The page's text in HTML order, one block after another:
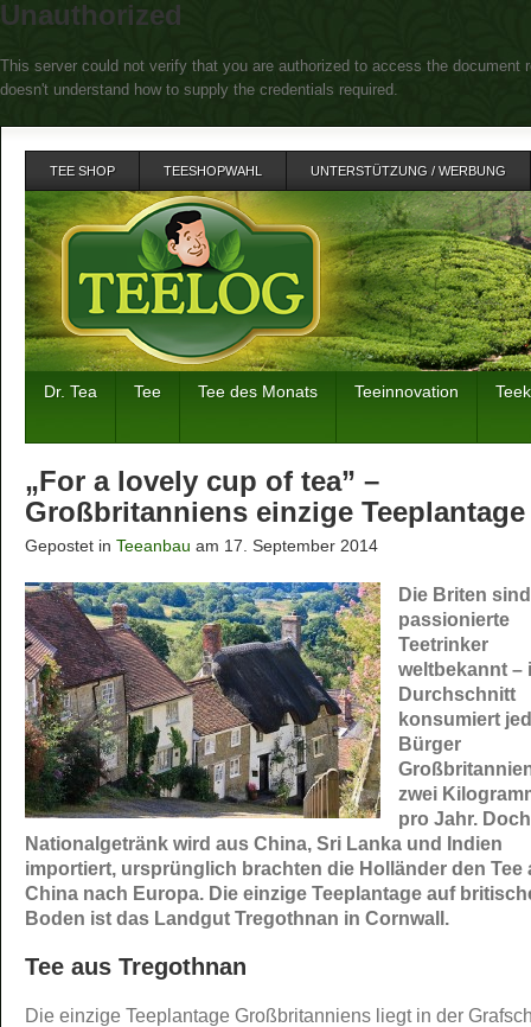
Unauthorized
This server could not verify that you are authorized to access the
doesn't understand how to supply the credentials required.
TEE SHOP TEESHOPWAHL UNTERSTÜTZUNG / WERBUNG
Dr. Tea Tee Tee des Monats Teeinnovation
„For a lovely cup of tea” –
Großbritanniens einzige Teeplantage
Gepostet in Teeanbau am 17. September 2014
Die Briten
passionierte
Teetrinker
weltbekannt –
Durchschnitt
konsumiert
Bürger
zwei
pro Jahr.
Nationalgetränk wird aus China, Sri Lanka und Indien
importiert, ursprünglich brachten die Holländer den Tee
China nach Europa. Die einzige Teeplantage auf
Boden ist das Landgut Tregothnan in Cornwall.
Tee aus Tregothnan
Die einzige Teeplantage Großbritanniens liegt in der